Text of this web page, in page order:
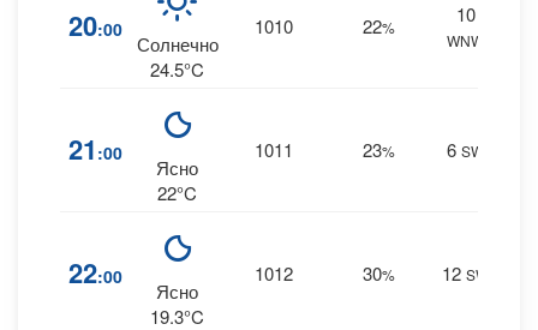
20:00
Солнечно
24.5°C
1010 22%
10
WNW
21 :00
Ясно
22°C
1011 23% 6 SW
22:00
Ясно
19.3°C
1012 30% 12 SW